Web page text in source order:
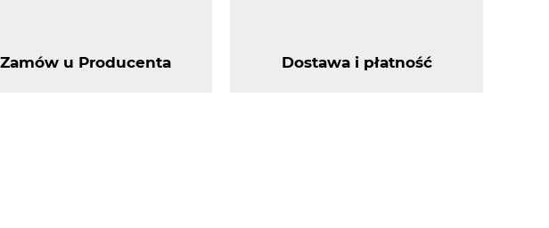
Zamów u Producenta Dostawa i płatność